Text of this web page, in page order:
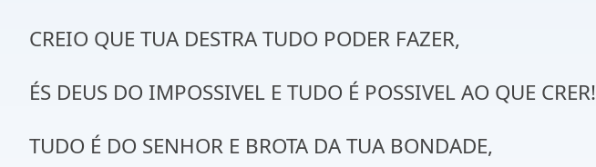
CREIO QUE TUA DESTRA TUDO PODER FAZER,
ÉS DEUS DO IMPOSSIVEL E TUDO É POSSIVEL AO QUE CRER!
TUDO É DO SENHOR E BROTA DA TUA BONDADE,